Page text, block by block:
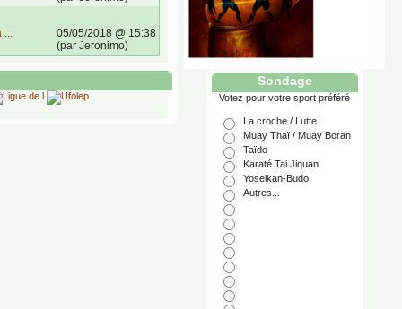
...
05/05/2018 @ 15:38
(par Jeronimo)
Sondage
Votez pour votre sport préféré
La croche / Lutte
Muay Thaï / Muay Boran
Taïdo
Karaté Tai Jiquan
Yoseikan-Budo
Autres...